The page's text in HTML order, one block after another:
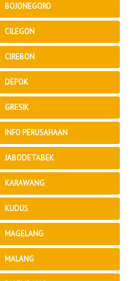
BOJONEGORO
CILEGON
CIREBON
DEPOK
GRESIK
INFO PERUSAHAAN
JABODETABEK
KARAWANG
KUDUS
MAGELANG
MALANG